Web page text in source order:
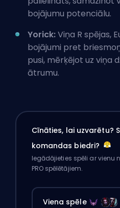
bojājumu potenciālu.
Yorick:Viņa R spējas,
bojājumi pret
pusi, mērķējot uz viņa
ātrumu.
Cīnāties, lai uzvarētu?
komandas biedri?
Iegādājieties spēli ar vienu
PRO spēlētājiem.
Viena spēle